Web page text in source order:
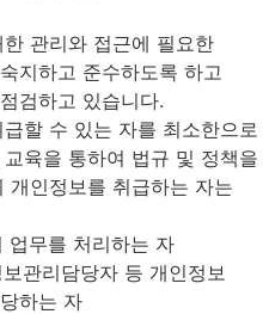
관리와 접근에 필요한
지하고 준수하도록 하고
검하고 있습니다.
할 수 있는 자를 최소한으로
육을 통하여 법규 및 정책을
개인정보를 취급하는 자는
업무를 처리하는 자
관리담당자 등 개인정보
하는 자